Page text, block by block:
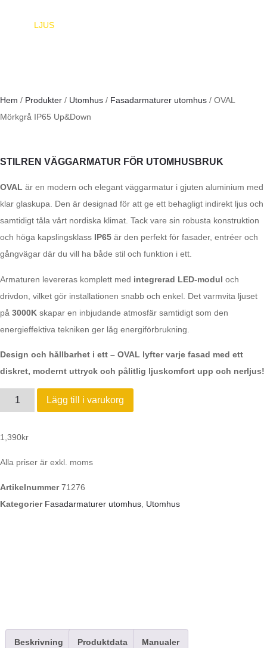
LJUS
Hem / Produkter / Utomhus / Fasadarmaturer utomhus / OVAL
Mörkgrå IP65 Up&Down
STILREN VÄGGARMATUR FÖR UTOMHUSBRUK
OVAL är en modern och elegant väggarmatur i gjuten aluminium med
klar glaskupa. Den är designad för att ge ett behagligt indirekt ljus och
samtidigt tåla vårt nordiska klimat. Tack vare sin robusta konstruktion
och höga kapslingsklass IP65 är den perfekt för fasader, entréer och
gångvägar där du vill ha både stil och funktion i ett.
Armaturen levereras komplett med integrerad LED-modul och
drivdon, vilket gör installationen snabb och enkel. Det varmvita ljuset
på 3000K skapar en inbjudande atmosfär samtidigt som den
energieffektiva tekniken ger låg energiförbrukning.
Design och hållbarhet i ett – OVAL lyfter varje fasad med ett
diskret, modernt uttryck och pålitlig ljuskomfort upp och nerljus!
Lägg till i varukorg
1,390kr
Alla priser är exkl. moms
Artikelnummer71276
Kategorier Fasadarmaturer utomhus, Utomhus
Beskrivning Produktdata Manualer